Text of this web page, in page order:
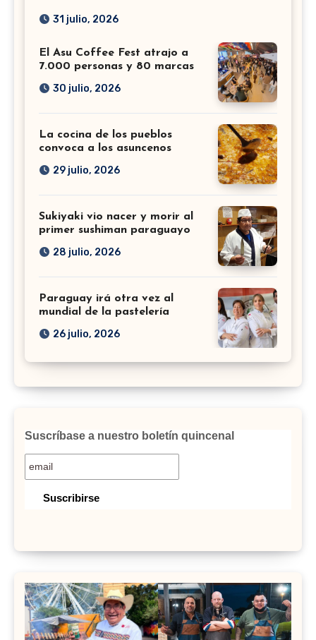
31 julio, 2026
El Asu Coffee Fest atrajo a
7.000 personas y 80 marcas
30 julio, 2026
La cocina de los pueblos
convoca a los asuncenos
29 julio, 2026
Sukiyaki vio nacer y morir al
primer sushiman paraguayo
28 julio, 2026
Paraguay irá otra vez al
mundial de la pastelería
26 julio, 2026
Suscríbase a nuestro boletín quincenal